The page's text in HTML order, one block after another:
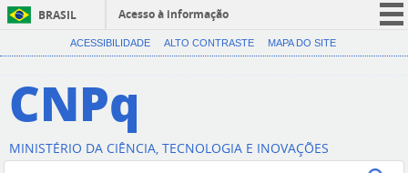
BRASIL
Acesso à informação
CORONAVÍRUS (COVID-19)
Canais
ACESSIBILIDADE ALTO CONTRASTE MAPA DO SITE
CNPq
MINISTÉRIO DA CIÊNCIA, TECNOLOGIA E INOVAÇÕES